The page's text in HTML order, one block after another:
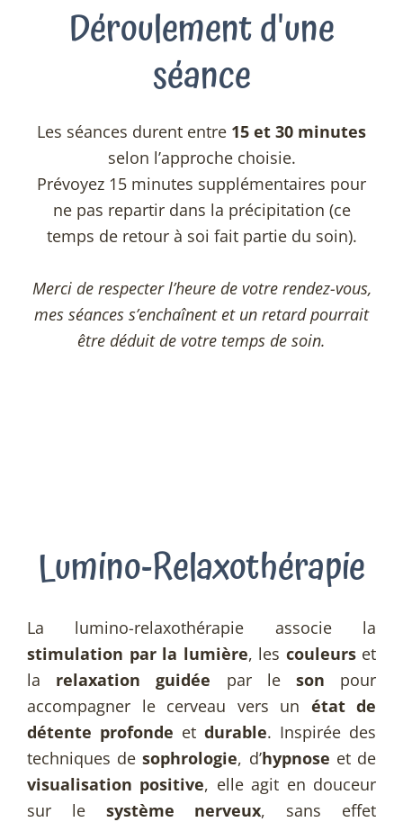
Déroulement d'une
séance
Les séances durent entre 15 et 30 minutes
selon l’approche choisie.
Prévoyez 15 minutes supplémentaires pour
ne pas repartir dans la précipitation (ce
temps de retour à soi fait partie du soin).
Merci de respecter l’heure de votre rendez-vous,
mes séances s’enchaînent et un retard pourrait
être déduit de votre temps de soin.
Lumino-Relaxothérapie
La lumino-relaxothérapie associe la
stimulation par la lumière, les couleurset
la relaxation guidée par le son pour
accompagner le cerveau vers un état de
détente profonde et durable. Inspirée des
techniques desophrologie, d’hypnose et de
visualisation positive, elle agit en douceur
sur le système nerveux, sans effet